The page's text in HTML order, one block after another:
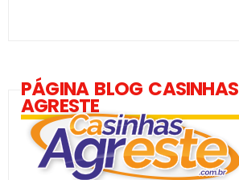
PÁGINA BLOG CASINHAS
AGRESTE